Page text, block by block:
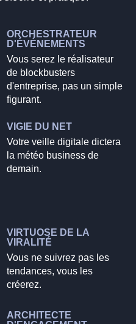
ORCHESTRATEUR
D'ÉVÉNEMENTS
Vous serez le réalisateur
de blockbusters
d'entreprise, pas un simple
figurant.
VIGIE DU NET
Votre veille digitale dictera
la météo business de
demain.
VIRTUOSE DE LA
VIRALITÉ
Vous ne suivrez pas les
tendances, vous les
créerez.
ARCHITECTE